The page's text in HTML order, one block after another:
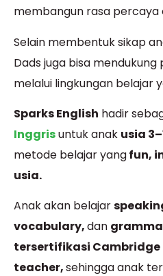
membangun rasa percaya
Selain membentuk sikap
Dads juga bisa
melalui lingkungan belajar
Sparks English hadir
Inggrisuntuk anak usia
metode belajar yangfun,
usia.
Anak akan belajar
vocabulary,dan
tersertifikasi Cambridge
teacher,sehingga anak